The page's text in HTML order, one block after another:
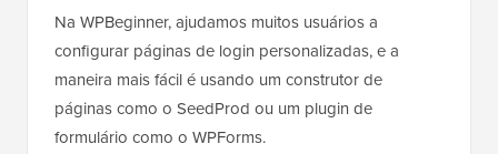
Na WPBeginner, ajudamos muitos usuários a
configurar páginas de login personalizadas, e a
maneira mais fácil é usando um construtor de
páginas como o SeedProd ou um plugin de
formulário como o WPForms.